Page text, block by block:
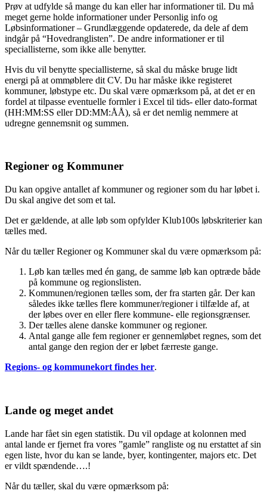
Prøv at udfylde så mange du kan eller har informationer til. Du må
meget gerne holde informationer under Personlig info og
Løbsinformationer – Grundlæggende opdaterede, da dele af dem
indgår på “Hovedranglisten”. De andre informationer er til
speciallisterne, som ikke alle benytter.
Hvis du vil benytte speciallisterne, så skal du måske bruge lidt
energi på at ommøblere dit CV. Du har måske ikke registeret
kommuner, løbstype etc. Du skal være opmærksom på, at det er en
fordel at tilpasse eventuelle formler i Excel til tids- eller dato-format
(HH:MM:SS eller DD:MM:ÅÅ), så er det nemlig nemmere at
udregne gennemsnit og summen.
Regioner og Kommuner
Du kan opgive antallet af kommuner og regioner som du har løbet i.
Du skal angive det som et tal.
Det er gældende, at alle løb som opfylder Klub100s løbskriterier kan
tælles med.
Når du tæller Regioner og Kommuner skal du være opmærksom på:
Løb kan tælles med én gang, de samme løb kan optræde både
på kommune og regionslisten.
Kommunen/regionen tælles som, der fra starten går. Der kan
således ikke tælles flere kommuner/regioner i tilfælde af, at
der løbes over en eller flere kommune- elle regionsgrænser.
Der tælles alene danske kommuner og regioner.
Antal gange alle fem regioner er gennemløbet regnes, som det
antal gange den region der er løbet færreste gange.
Regions- og kommunekort findes her.
Lande og meget andet
Lande har fået sin egen statistik. Du vil opdage at kolonnen med
antal lande er fjernet fra vores ”gamle” rangliste og nu erstattet af sin
egen liste, hvor du kan se lande, byer, kontingenter, majors etc. Det
er vildt spændende….!
Når du tæller, skal du være opmærksom på: